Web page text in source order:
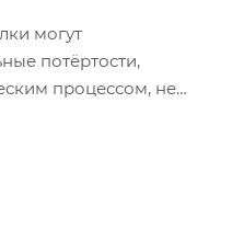
могут
потёртости,
процессом, не
или крепления.